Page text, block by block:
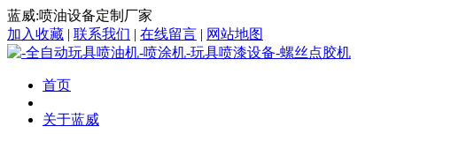
蓝威:喷油设备定制厂家
加入收藏 | 联系我们 | 在线留言 | 网站地图
首页
关于蓝威